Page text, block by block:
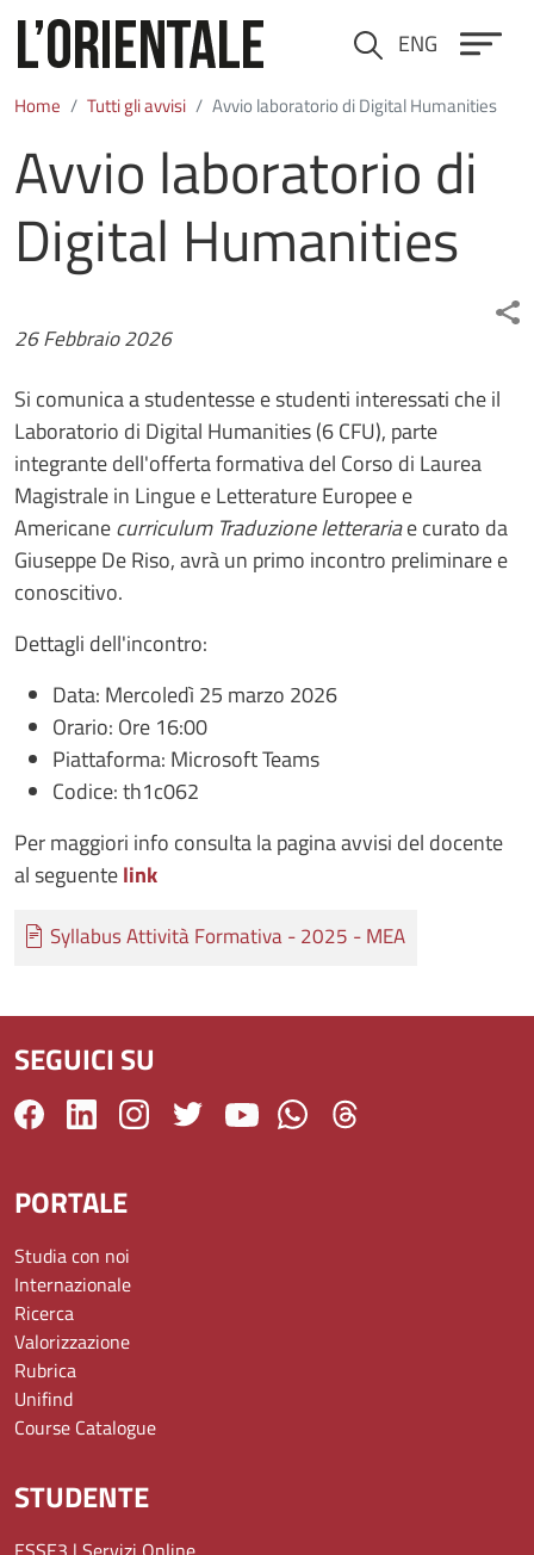
Cerca ENG
Home Tutti gli avvisi Avvio laboratorio di Digital Humanities
Avvio laboratorio di
Digital Humanities
26 Febbraio 2026
Si comunica a studentesse e studenti interessati che il
Laboratorio di Digital Humanities (6 CFU), parte
integrante dell'offerta formativa del Corso di Laurea
Magistrale in Lingue e Letterature Europee e
Americanecurriculum Traduzione letterariae curato da
Giuseppe De Riso, avrà un primo incontro preliminare e
conoscitivo.
Dettagli dell'incontro:
Data: Mercoledì 25 marzo 2026
Orario: Ore 16:00
Piattaforma: Microsoft Teams
Codice: th1c062
Per maggiori info consulta la pagina avvisi del docente
al seguentelink
Documento
Syllabus Attività Formativa - 2025 - MEA
SEGUICI SU
PORTALE
Studia con noi
Internazionale
Ricerca
Valorizzazione
Rubrica
Unifind
Course Catalogue
STUDENTE